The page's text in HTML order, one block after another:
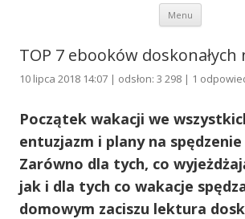
Menu Przejdź
TOP 7 ebooków doskonałych
10 lipca 2018 14:07 | odsłon: 3 298 | 1
Początek wakacji we
entuzjazm i plany na spędzenie
Zarówno dla tych, co
jak i dla tych co wakacje
domowym zaciszu lektura